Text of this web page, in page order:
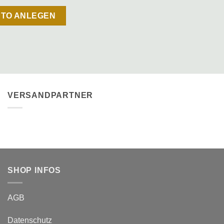
ANLEGEN
VERSANDPARTNER
SHOP INFOS
AGB
Datenschutz